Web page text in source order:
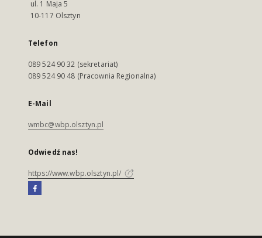
ul. 1 Maja 5
10-117 Olsztyn
Telefon
089 524 90 32 (sekretariat)
089 524 90 48 (Pracownia Regionalna)
E-Mail
wmbc@wbp.olsztyn.pl
Odwiedź nas!
https://www.wbp.olsztyn.pl/